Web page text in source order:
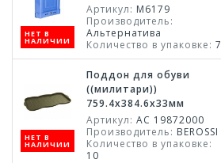
НЕТ В
НАЛИЧИИ
Артикул: М6179
Производитель:
Альтернатива
Количество в упаковке: 7
НЕТ В
НАЛИЧИИ
Поддон для обуви
((милитари))
759.4х384.6х33мм
Артикул: АС 19872000
Производитель: BEROSSI
Количество в упаковке:
10